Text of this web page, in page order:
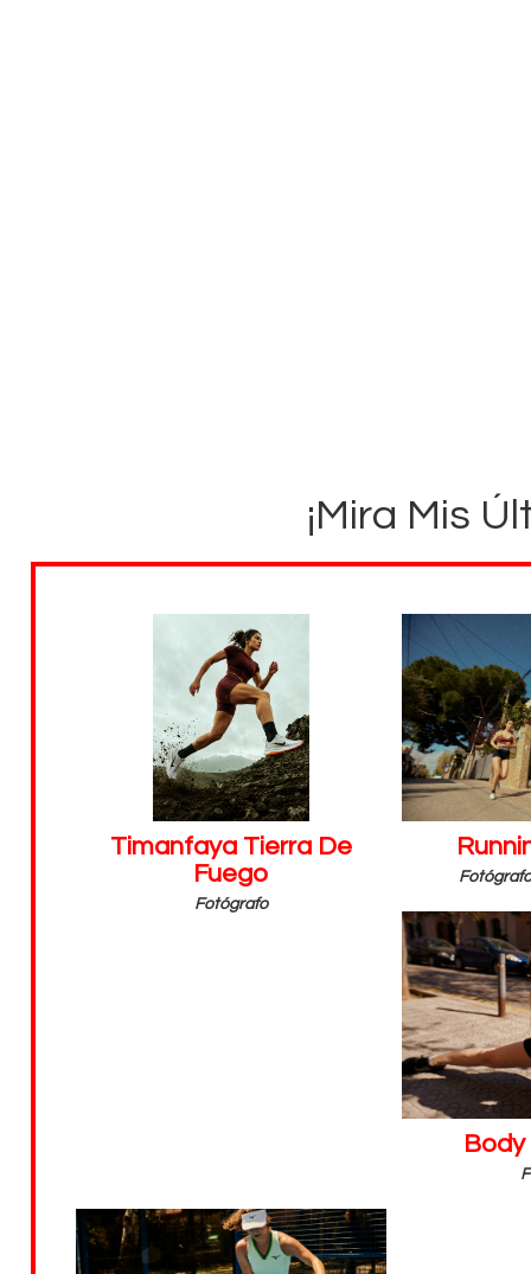
¡Mira Mis
Timanfaya Tierra De
Fuego
Fotógrafo